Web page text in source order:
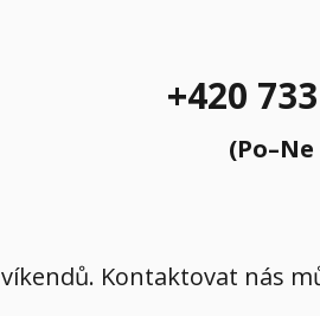
+420
(Po–Ne
Kontaktovat nás